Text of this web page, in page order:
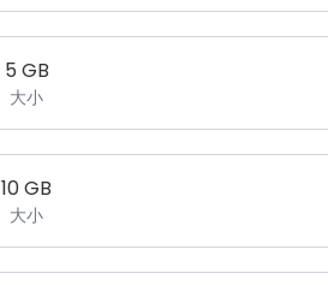
5 GB
大小
10GB
大小